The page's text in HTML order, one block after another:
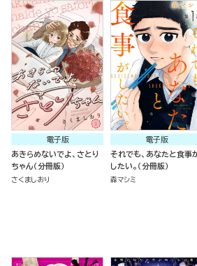
電子版
あきらめないでよ、さとり
ちゃん（分冊版）
さくましおり
電子版
それでも、あなたと食事
したい。（分冊版）
森マシミ